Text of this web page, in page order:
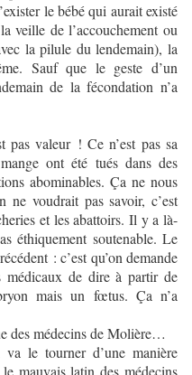
le bébé qui aurait existé
veille de l’accouchement ou
la pilule du lendemain), la
Sauf que le geste d’un
de la fécondation n’a
pas valeur ! Ce n’est pas sa
ont été tués dans des
abominables. Ça ne nous
ne voudrait pas savoir, c’est
et les abattoirs. Il y a là-
éthiquement soutenable. Le
: c’est qu’on demande
médicaux de dire à partir de
mais un fœtus. Ça n’a
des médecins de Molière…
le tourner d’une manière
mauvais latin des médecins